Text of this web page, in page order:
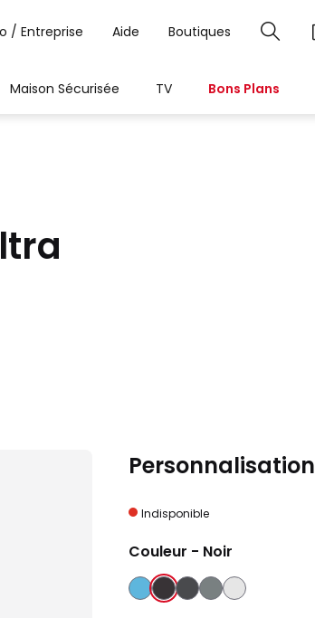
/ Entreprise Aide Boutiques
Maison Sécurisée TV Bons Plans
Personnalisation
Indisponible
Couleur - Noir
BLEU NOIR NOIR ARGENT